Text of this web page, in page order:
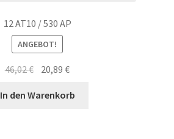
12 AT10 / 530 AP
ANGEBOT!
46,02€ Ursprünglicher
war:
20,89€Aktueller
ist:
In den Warenkorb